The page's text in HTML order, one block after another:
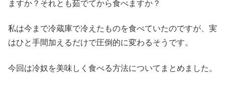
ますか？それとも茹でてから食べますか？
私は今まで冷蔵庫で冷えたものを食べていたのですが、実
はひと手間加えるだけで圧倒的に変わるそうです。
今回は冷奴を美味しく食べる方法についてまとめました 。